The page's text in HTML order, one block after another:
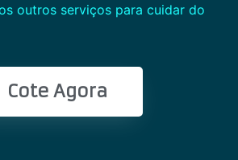
outros serviços para cuidar do
Cote Agora